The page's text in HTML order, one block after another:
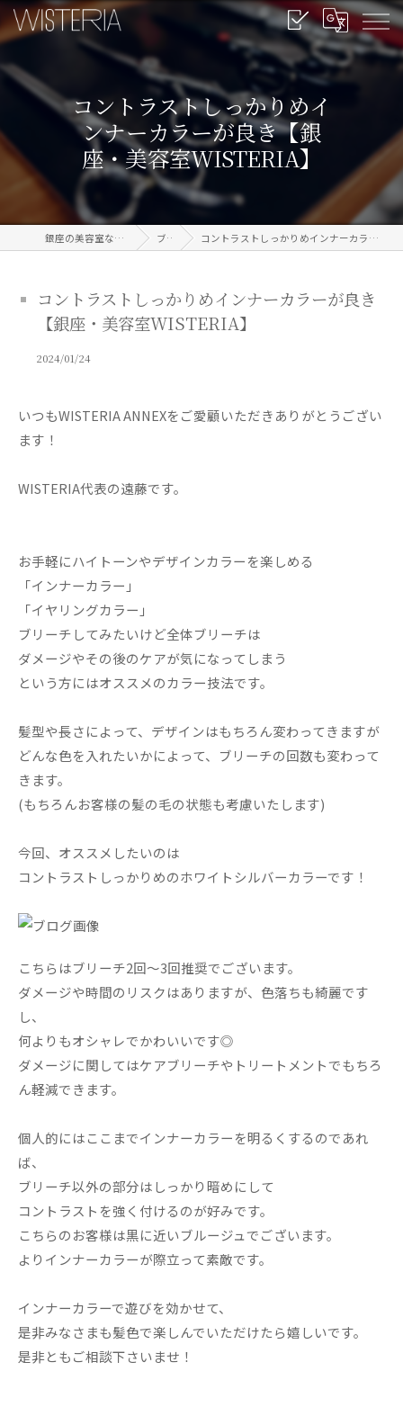
コントラストしっかりめイ
ンナーカラーが良き【銀
座・美容室WISTERIA】
銀座の美容室なら信頼のWISTERIA ブログ コントラストしっかりめインナーカラーが良き【銀座・美容室WISTERIA】
コントラストしっかりめインナーカラーが良き
【銀座・美容室WISTERIA】
2024/01/24
いつもWISTERIA ANNEXをご愛顧いただきありがとうござい
ます！
WISTERIA代表の遠藤です。
お手軽にハイトーンやデザインカラーを楽しめる
「インナーカラー」
「イヤリングカラー」
ブリーチしてみたいけど全体ブリーチは
ダメージやその後のケアが気になってしまう
という方にはオススメのカラー技法です。
髪型や長さによって、デザインはもちろん変わってきますが
どんな色を入れたいかによって、ブリーチの回数も変わって
きます。
(もちろんお客様の髪の毛の状態も考慮いたします)
今回、オススメしたいのは
コントラストしっかりめのホワイトシルバーカラーです！
こちらはブリーチ2回～3回推奨でございます。
ダメージや時間のリスクはありますが、色落ちも綺麗です
し、
何よりもオシャレでかわいいです◎
ダメージに関してはケアブリーチやトリートメントでもちろ
ん軽減できます。
個人的にはここまでインナーカラーを明るくするのであれ
ば、
ブリーチ以外の部分はしっかり暗めにして
コントラストを強く付けるのが好みです。
こちらのお客様は黒に近いブルージュでございます。
よりインナーカラーが際立って素敵です。
インナーカラーで遊びを効かせて、
是非みなさまも髪色で楽しんでいただけたら嬉しいです。
是非ともご相談下さいませ！